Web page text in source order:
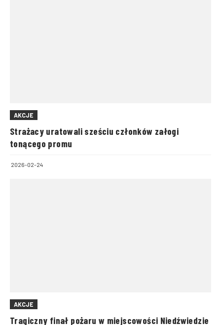
AKCJE
Strażacy uratowali sześciu członków załogi
tonącego promu
2026-02-24
AKCJE
Tragiczny finał pożaru w miejscowości Niedźwiedzie